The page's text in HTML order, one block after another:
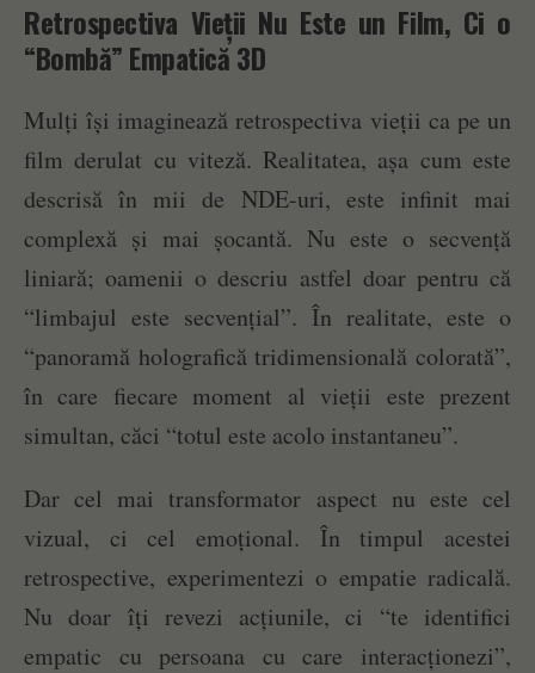
Retrospectiva Vieții Nu Este un Film, Ci o
“Bombă” Empatică 3D
Mulți își imaginează retrospectiva vieții ca pe un
film derulat cu viteză. Realitatea, așa cum este
descrisă în mii de NDE-uri, este infinit mai
complexă și mai șocantă. Nu este o secvență
liniară; oamenii o descriu astfel doar pentru că
“limbajul este secvențial”. În realitate, este o
“panoramă holografică tridimensională colorată”,
în care fiecare moment al vieții este prezent
simultan, căci “totul este acolo instantaneu”.
Dar cel mai transformator aspect nu este cel
vizual, ci cel emoțional. În timpul acestei
retrospective, experimentezi o empatie radicală.
Nu doar îți revezi acțiunile, ci “te identifici
empatic cu persoana cu care interacționezi”,